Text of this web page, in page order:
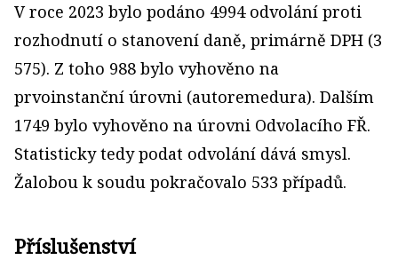
V roce 2023 bylo podáno 4994 odvolání proti
rozhodnutí o stanovení daně, primárně DPH (3
575). Z toho 988 bylo vyhověno na
prvoinstanční úrovni (autoremedura). Dalším
1749 bylo vyhověno na úrovni Odvolacího FŘ.
Statisticky tedy podat odvolání dává smysl.
Žalobou k soudu pokračovalo 533 případů.
Příslušenství